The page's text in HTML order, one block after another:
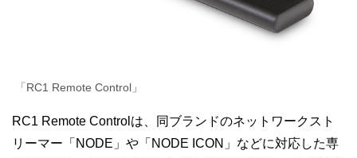
「RC1 Remote Control」
RC1 Remote Controlは、同ブランドのネットワークスト
リーマー「NODE」や「NODE ICON」などに対応した専